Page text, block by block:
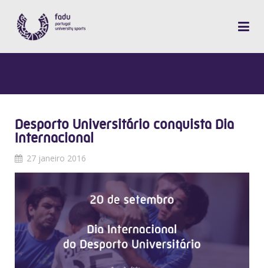
Desporto Universitário conquista Dia
Internacional
27 janeiro 2016